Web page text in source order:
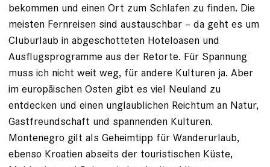
bekommen und einen Ort zum Schlafen zu finden. Die
meisten Fernreisen sind austauschbar – da geht es um
Cluburlaub in abgeschotteten Hoteloasen und
Ausflugsprogramme aus der Retorte. Für Spannung
muss ich nicht weit weg, für andere Kulturen ja. Aber
im europäischen Osten gibt es viel Neuland zu
entdecken und einen unglaublichen Reichtum an Natur,
Gastfreundschaft und spannenden Kulturen.
Montenegro gilt als Geheimtipp für Wanderurlaub,
ebenso Kroatien abseits der touristischen Küste,